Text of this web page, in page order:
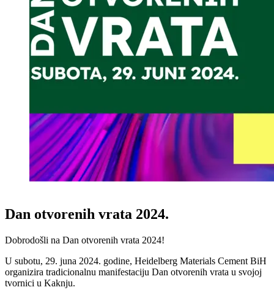
Dan otvorenih vrata 2024.
Dobrodošli na Dan otvorenih vrata 2024!
U subotu, 29. juna 2024. godine, Heidelberg Materials Cement BiH
organizira tradicionalnu manifestaciju Dan otvorenih vrata u svojoj
tvornici u Kaknju.